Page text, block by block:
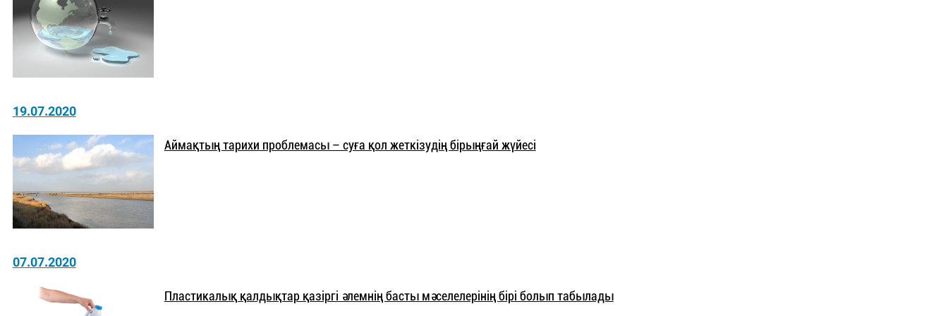
19.07.2020
Аймақтың тарихи проблемасы – суға қол жеткізудің бірыңғай жүйесі
07.07.2020
Пластикалық қалдықтар қазіргі әлемнің басты мәселелерінің бірі болып табылады